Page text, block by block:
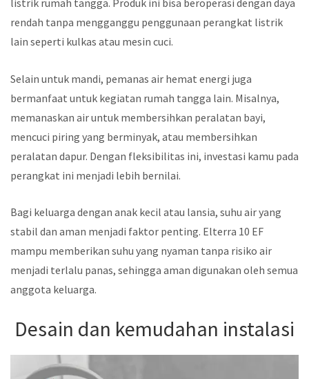
rendah tanpa mengganggu penggunaan perangkat listrik
lain seperti kulkas atau mesin cuci.
Selain untuk mandi, pemanas air hemat energi juga
bermanfaat untuk kegiatan rumah tangga lain. Misalnya,
memanaskan air untuk membersihkan peralatan bayi,
mencuci piring yang berminyak, atau membersihkan
peralatan dapur. Dengan fleksibilitas ini, investasi kamu pada
perangkat ini menjadi lebih bernilai.
Bagi keluarga dengan anak kecil atau lansia, suhu air yang
stabil dan aman menjadi faktor penting. Elterra 10 EF
mampu memberikan suhu yang nyaman tanpa risiko air
menjadi terlalu panas, sehingga aman digunakan oleh semua
anggota keluarga.
Desain dan kemudahan instalasi